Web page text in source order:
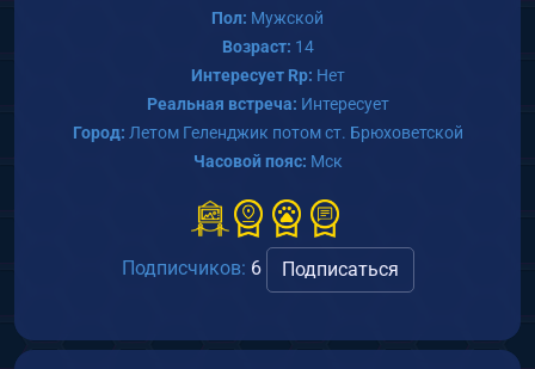
Пол: Мужской
Возраст: 14
Интересует Rp: Нет
Реальная встреча: Интересует
Город: Летом Геленджик потом ст. Брюховетской
Часовой пояс: Мск
Подписчиков: 6 Подписаться